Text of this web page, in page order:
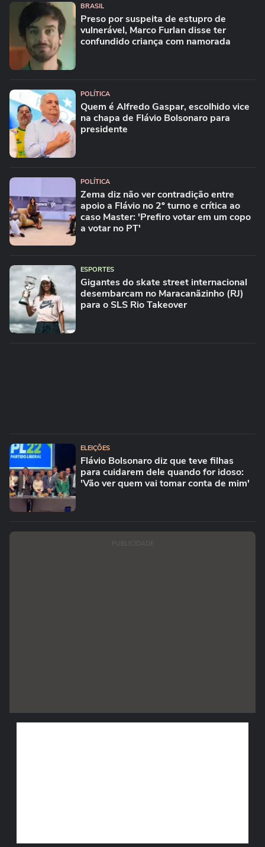
BRASIL
Preso por suspeita de estupro de
vulnerável, Marco Furlan disse ter
confundido criança com namorada
POLÍTICA
Quem é Alfredo Gaspar, escolhido vice
na chapa de Flávio Bolsonaro para
presidente
POLÍTICA
Zema diz não ver contradição entre
apoio a Flávio no 2º turno e crítica ao
caso Master: 'Prefiro votar em um copo
a votar no PT'
ESPORTES
Gigantes do skate street internacional
desembarcam no Maracanãzinho (RJ)
para o SLS Rio Takeover
ELEIÇÕES
Flávio Bolsonaro diz que teve filhas
para cuidarem dele quando for idoso:
'Vão ver quem vai tomar conta de mim'
PUBLICIDADE